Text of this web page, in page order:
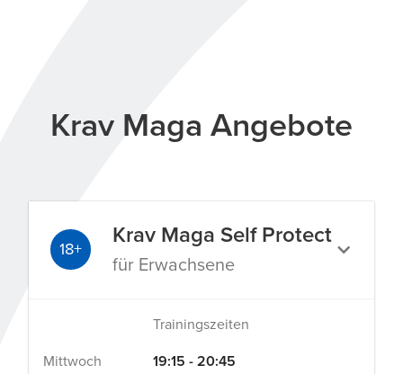
Krav Maga Angebote
18+
Krav Maga Self Protect
für Erwachsene
Trainingszeiten
Mittwoch 19:15 - 20:45